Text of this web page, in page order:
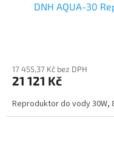
DNH AQUA-30
17 455,37 Kč bez DPH
21 121 Kč
Reproduktor do vody 30W,